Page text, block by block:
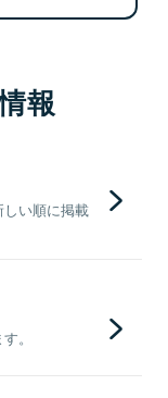
報
い順に掲載
。